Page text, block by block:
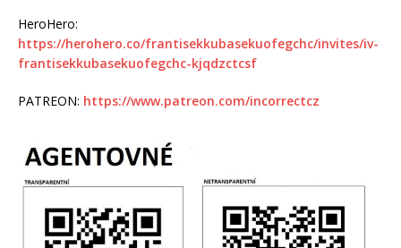
HeroHero:
https://herohero.co/frantisekkubasekuofegchc/invites/iv-
frantisekkubasekuofegchc-kjqdzctcsf
PATREON: https://www.patreon.com/incorrectcz